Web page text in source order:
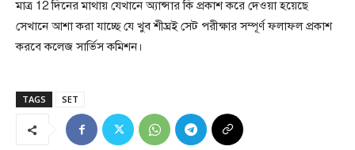
মাত্র 12 দিনের মাথায় যেখানে অ্যান্সার কি প্রকাশ করে দেওয়া হয়েছে
সেখানে আশা করা যাচ্ছে যে খুব শীঘ্রই সেট পরীক্ষার সম্পূর্ণ ফলাফল প্রকাশ
করবে কলেজ সার্ভিস কমিশন।
TAGS SET